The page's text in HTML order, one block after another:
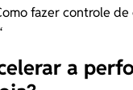
fazer controle de
a